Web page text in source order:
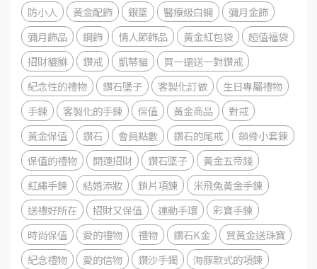
防小人
黃金配飾 銀墜 醫療級白鋼
彌月金飾
彌月飾品
鋼飾 情人節飾品 黃金紅包袋
超值福袋
招財貔貅
鑽戒 凱蒂貓
買一還送一對鑽戒
紀念性的禮物
鑽石墬子 客製化訂做
生日專屬禮物
手鍊
客製化的手鍊 保值 黃金商品
對戒
黃金保值
鑽石 會員點數 鑽石的尾戒
鎖骨小套鍊
保值的禮物
開運招財 鑽石墜子
黃金五帝錢
紅繩手鍊
結婚添妝 鎖片項鍊
米飛兔黃金手鍊
送禮好所在
招財又保值 運動手環
彩寶手鍊
時尚保值
愛的禮物 禮物 鑽石K金
買黃金送珠寶
紀念禮物
愛的信物 鑽沙手鐲
海豚款式的項鍊